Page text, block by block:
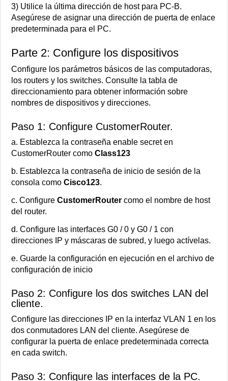
3) Utilice la última dirección de host para PC-B.
Asegúrese de asignar una dirección de puerta de enlace
predeterminada para el PC.
Parte 2: Configure los dispositivos
Configure los parámetros básicos de las computadoras,
los routers y los switches. Consulte la tabla de
direccionamiento para obtener información sobre
nombres de dispositivos y direcciones.
Paso 1: Configure CustomerRouter.
a. Establezca la contraseña enable secret en
CustomerRouter comoClass123
b. Establezca la contraseña de inicio de sesión de la
consola comoCisco123.
c. Configure CustomerRouter como el nombre de host
del router.
d. Configure las interfaces G0 / 0 y G0 / 1 con
direcciones IP y máscaras de subred, y luego actívelas.
e. Guarde la configuración en ejecución en el archivo de
configuración de inicio
Paso 2: Configure los dos switches LAN del
cliente.
Configure las direcciones IP en la interfaz VLAN 1 en los
dos conmutadores LAN del cliente. Asegúrese de
configurar la puerta de enlace predeterminada correcta
en cada switch.
Paso 3: Configure las interfaces de la PC.